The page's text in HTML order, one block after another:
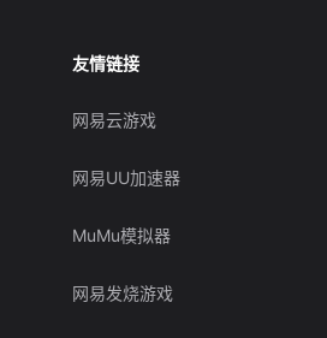
友情链接
网易云游戏
网易UU加速器
MuMu模拟器
网易发烧游戏